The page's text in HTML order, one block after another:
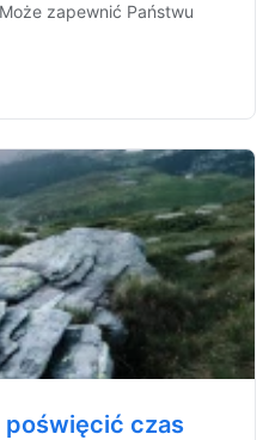
zapewnić Państwu
czas